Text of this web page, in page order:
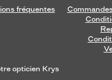
fréquentes
opticien Krys